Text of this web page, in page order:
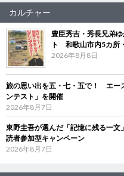
カルチャー
豊臣秀吉・秀長兄弟
ト 和歌山市内5カ所
2026年8月8日
旅の思い出を五・七・五で！ エー
ンテスト」を開催
2026年8月7日
東野圭吾が選んだ「記憶に残る一
読者参加型キャンペーン
2026年8月7日